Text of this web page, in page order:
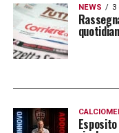
nome sulla lista
La sua
situazioni
NEWS 3